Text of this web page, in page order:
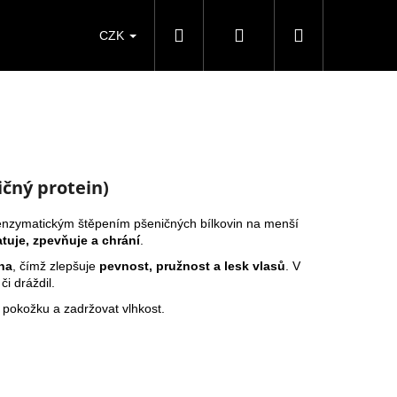
CZK Přihlášení
protein)
štěpením pšeničných bílkovin na menší
zpevňuje a chrání.
, čímž zlepšuje pevnost, pružnost a lesk vlasů . V
dráždil.
a zadržovat vlhkost.